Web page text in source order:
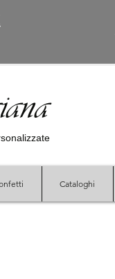
Cataloghi